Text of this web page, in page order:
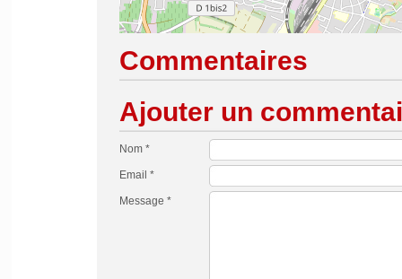
Commentaires
Ajouter un
Nom *
Email *
Message *